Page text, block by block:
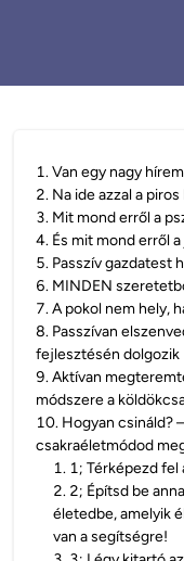
1.Van egy nagy
2. Na ide azzal a
3. Mit mond erről a
4. És mit mond erről
5. Passzív gazdatest
6. MINDEN
7.A pokol nem hely,
8. Passzívan
fejlesztésén dolgozik
9.Aktívan
módszere a
10. Hogyan csináld?
csakraéletmódod
1. 1; Térképezd fel
2. 2; Építsd be
életedbe, amelyik
van a segítségre!